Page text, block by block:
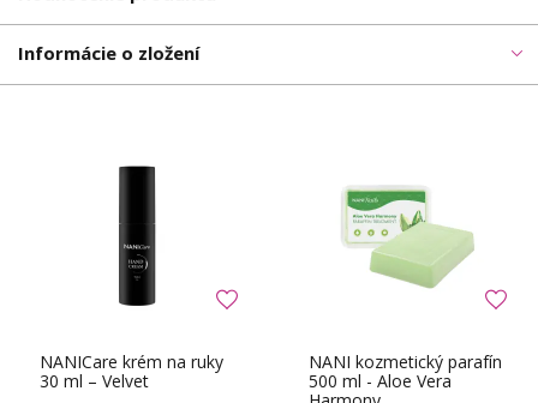
Informácie o zložení
NANICare krém na ruky
30 ml – Velvet
NANI kozmetický parafín
500 ml - Aloe Vera